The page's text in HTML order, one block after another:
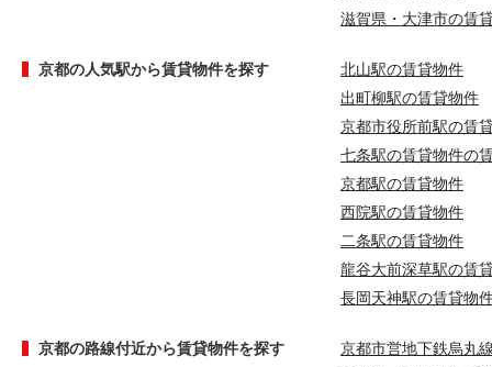
滋賀県・大津市の賃
京都の人気駅から賃貸物件を探す
北山駅の賃貸物件
出町柳駅の賃貸物件
京都市役所前駅の賃
七条駅の賃貸物件の
京都駅の賃貸物件
西院駅の賃貸物件
二条駅の賃貸物件
龍谷大前深草駅の賃
長岡天神駅の賃貸物
京都の路線付近から賃貸物件を探す
京都市営地下鉄烏丸